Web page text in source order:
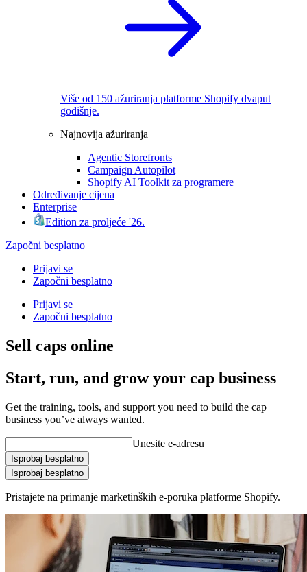
Više od 150 ažuriranja platforme Shopify dvaput
godišnje.
Najnovija ažuriranja
Agentic Storefronts
Campaign Autopilot
Shopify AI Toolkit za programere
Određivanje cijena
Enterprise
Edition za proljeće '26.
Započni besplatno
Prijavi se
Započni besplatno
Prijavi se
Započni besplatno
Sell caps online
Start, run, and grow your cap business
Get the training, tools, and support you need to build the cap
business you’ve always wanted.
Unesite e-adresu
Isprobaj besplatno
Isprobaj besplatno
Pristajete na primanje marketinških e-poruka platforme Shopify.